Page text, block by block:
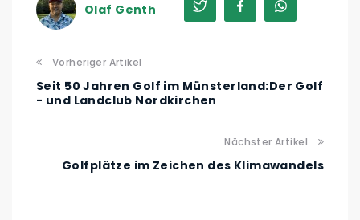
Olaf Genth
Vorheriger Artikel
Seit 50 Jahren Golf im Münsterland:Der Golf
- und Landclub Nordkirchen
Nächster Artikel
Golfplätze im Zeichen des Klimawandels